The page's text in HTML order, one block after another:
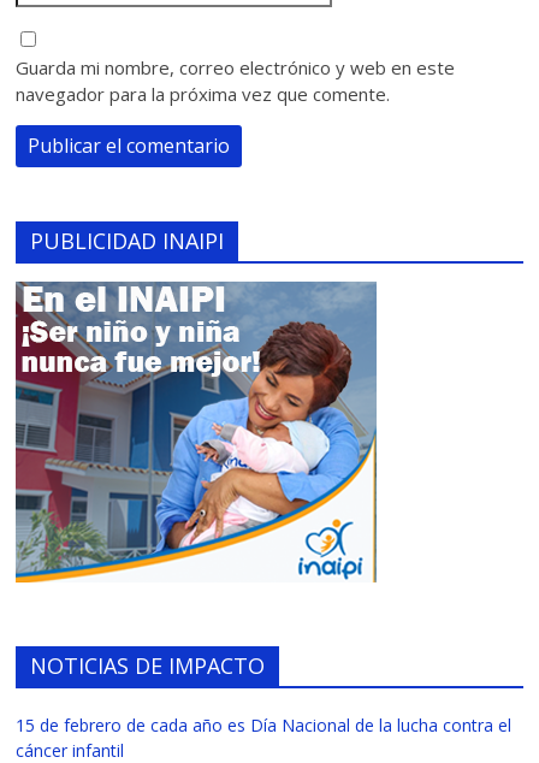
Guarda mi nombre, correo electrónico y web en este
navegador para la próxima vez que comente.
PUBLICIDAD INAIPI
NOTICIAS DE IMPACTO
15 de febrero de cada año es Día Nacional de la lucha contra el
cáncer infantil